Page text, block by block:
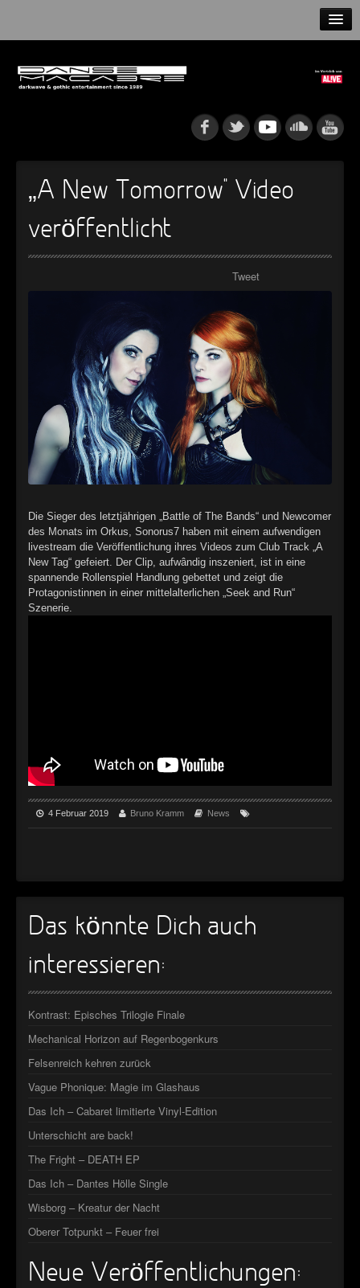
NEWS
INFO
►
►
►
►
►
►
►
►
„A New Tomorrow“ Video
veröffentlicht
Tweet
Die Sieger des letztjährigen „Battle of The Bands“ und Newcomer
des Monats im Orkus, Sonorus7 haben mit einem aufwendigen
livestream die Veröffentlichung ihres Videos zum Club Track „A
New Tag“ gefeiert. Der Clip, aufwândig inszeniert, ist in eine
spannende Rollenspiel Handlung gebettet und zeigt die
Protagonistinnen in einer mittelalterlichen „Seek and Run“
Szenerie.
4 Februar 2019 Bruno Kramm News
Das könnte Dich auch
interessieren:
Kontrast: Episches Trilogie Finale
Mechanical Horizon auf Regenbogenkurs
Felsenreich kehren zurück
Vague Phonique: Magie im Glashaus
Das Ich – Cabaret limitierte Vinyl-Edition
Unterschicht are back!
The Fright – DEATH EP
Das Ich – Dantes Hölle Single
Wisborg – Kreatur der Nacht
Oberer Totpunkt – Feuer frei
Neue Veröffentlichungen: